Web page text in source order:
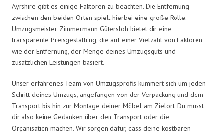
Ayrshire gibt es einige Faktoren zu beachten. Die Entfernung
zwischen den beiden Orten spielt hierbei eine große Rolle.
Umzugsmeister Zimmermann Gütersloh bietet dir eine
transparente Preisgestaltung, die auf einer Vielzahl von Faktoren
wie der Entfernung, der Menge deines Umzugsguts und
zusätzlichen Leistungen basiert.
Unser erfahrenes Team von Umzugsprofis kümmert sich um jeden
Schritt deines Umzugs, angefangen von der Verpackung und dem
Transport bis hin zur Montage deiner Möbel am Zielort. Du musst
dir also keine Gedanken über den Transport oder die
Organisation machen. Wir sorgen dafür, dass deine kostbaren